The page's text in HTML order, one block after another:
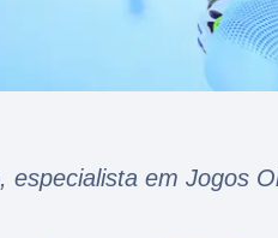
especialista em Jogos